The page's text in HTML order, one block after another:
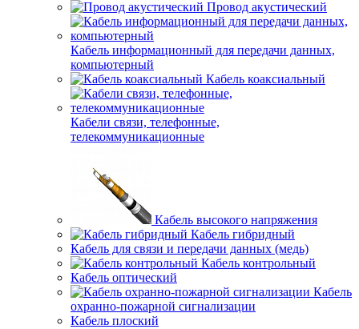
Провод акустический
Кабель информационный для передачи данных,
компьютерный
Кабель коаксиальный
Кабели связи, телефонные,
телекоммуникационные
Кабель высокого напряжения
Кабель гибридный
Кабель для связи и передачи данных (медь)
Кабель контрольный
Кабель оптический
Кабель
охранно-пожарной сигнализации
Кабель плоский